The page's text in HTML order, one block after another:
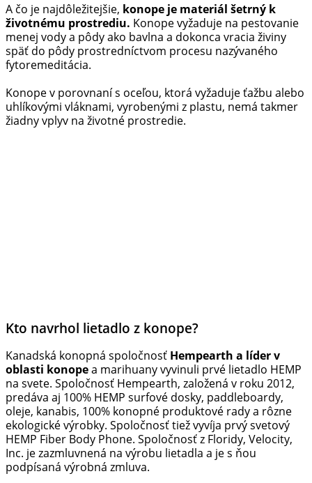
A čo je najdôležitejšie, konope je materiál šetrný k
životnému prostrediu. Konope vyžaduje na pestovanie
menej vody a pôdy ako bavlna a dokonca vracia živiny
späť do pôdy prostredníctvom procesu nazývaného
fytoremeditácia.
Konope v porovnaní s oceľou, ktorá vyžaduje ťažbu alebo
uhlíkovými vláknami, vyrobenými z plastu, nemá takmer
žiadny vplyv na životné prostredie.
Kto navrhol lietadlo z konope?
Kanadská konopná spoločnosť Hempearth a líder v
oblasti konopea marihuany vyvinuli prvé lietadlo HEMP
na svete. Spoločnosť Hempearth, založená v roku 2012,
predáva aj 100% HEMP surfové dosky, paddleboardy,
oleje, kanabis, 100% konopné produktové rady a rôzne
ekologické výrobky. Spoločnosť tiež vyvíja prvý svetový
HEMP Fiber Body Phone. Spoločnosť z Floridy, Velocity,
Inc. je zazmluvnená na výrobu lietadla a je s ňou
podpísaná výrobná zmluva.